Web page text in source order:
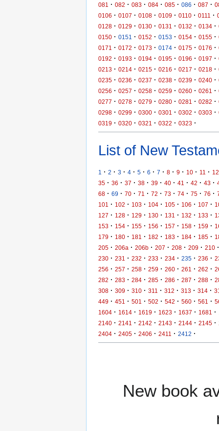
081
· 082 · 083 · 084 · 085 · 086 · 087 ·
0106 · 0107 · 0108 · 0109 · 0110 · 0111 ·
0128 · 0129 · 0130 · 0131 · 0132 · 0134 ·
0150 · 0151 · 0152 · 0153 · 0154 · 0155 ·
0171
· 0172 · 0173 · 0174 · 0175 · 0176 ·
0192 · 0193 · 0194 · 0195 · 0196 · 0197 ·
0213 · 0214 · 0215 · 0216 · 0217 · 0218 ·
0235 · 0236 · 0237 · 0238 · 0239 · 0240 ·
0256 · 0257 · 0258 · 0259 · 0260 · 0261 ·
0277 · 0278 · 0279 · 0280 · 0281 · 0282 ·
0298 · 0299 · 0300 · 0301 · 0302 · 0303 ·
0319 · 0320 · 0321 · 0322 · 0323 ·
List of New
1 · 2 · 3 · 4 · 5 · 6 · 7 · 8 · 9 · 10 · 11 · 12
35 · 36 · 37 · 38 · 39 · 40 · 41 · 42 · 43 ·
68 · 69 · 70 · 71 · 72 · 73 · 74 · 75 · 76 ·
101
· 102 · 103 · 104 · 105 · 106 · 107 ·
127 · 128 · 129 · 130 · 131 · 132 · 133 ·
153 · 154 · 155 · 156 · 157 · 158 · 159 ·
179 · 180 · 181 · 182 · 183 · 184 · 185 ·
205 · 206a · 206b · 207 · 208 · 209 · 210 ·
230 · 231 · 232 · 233 · 234 · 235 · 236 ·
256 · 257 · 258 · 259 · 260 · 261 · 262 ·
282 · 283 · 284 · 285 · 286 · 287 · 288 ·
308 · 309 · 310 · 311 · 312 · 313 · 314 ·
449 · 451 · 501 · 502 · 542 · 560 · 561 ·
1604 · 1614 · 1619 · 1623 · 1637 · 1681 ·
2140 · 2141 · 2142 · 2143 · 2144 · 2145 ·
2404 · 2405 · 2406 · 2411 · 2412 ·
New book